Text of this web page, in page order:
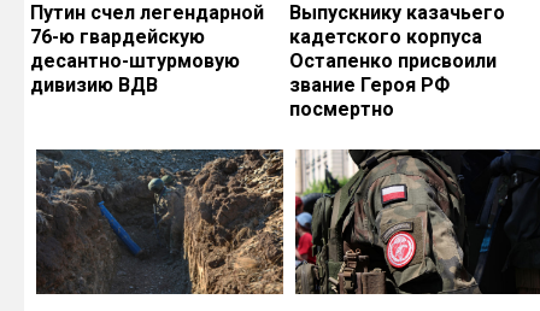
Путин счел легендарной
76-ю гвардейскую
десантно-штурмовую
дивизию ВДВ
Выпускнику казачьего
кадетского корпуса
Остапенко присвоили
звание Героя РФ
посмертно